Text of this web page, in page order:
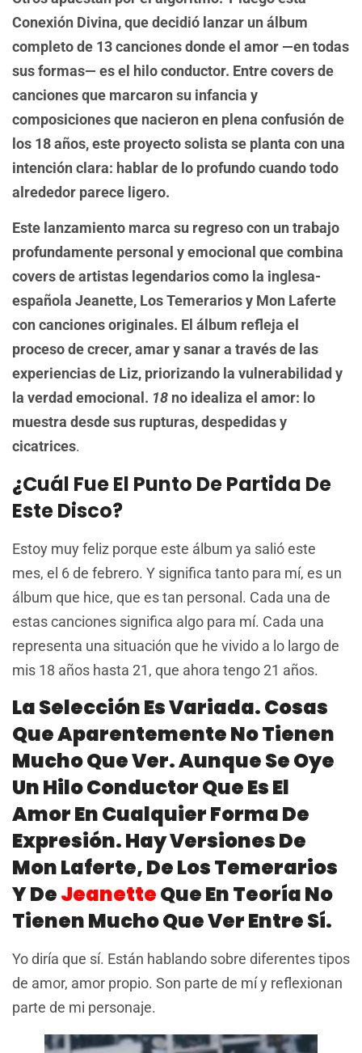
Conexión Divina, que decidió lanzar un álbum
completo de 13 canciones donde el amor —en todas
sus formas— es el hilo conductor. Entre covers de
canciones que marcaron su infancia y
composiciones que nacieron en plena confusión de
los 18 años, este proyecto solista se planta con una
intención clara: hablar de lo profundo cuando todo
alrededor parece ligero.
Este lanzamiento marca su regreso con un trabajo
profundamente personal y emocional que combina
covers de artistas legendarios como la inglesa-
española Jeanette, Los Temerarios y Mon Laferte
con canciones originales. El álbum refleja el
proceso de crecer, amar y sanar a través de las
experiencias de Liz, priorizando la vulnerabilidad y
la verdad emocional. 18 no idealiza el amor: lo
muestra desde sus rupturas, despedidas y
cicatrices.
¿Cuál Fue El Punto De Partida De
Este Disco?
Estoy muy feliz porque este álbum ya salió este
mes, el 6 de febrero. Y significa tanto para mí, es un
álbum que hice, que es tan personal. Cada una de
estas canciones significa algo para mí. Cada una
representa una situación que he vivido a lo largo de
mis 18 años hasta 21, que ahora tengo 21 años.
La Selección Es Variada. Cosas
Que Aparentemente No Tienen
Mucho Que Ver. Aunque Se Oye
Un Hilo Conductor Que Es El
Amor En Cualquier Forma De
Expresión. Hay Versiones De
Mon Laferte, De Los Temerarios
Y DeJeanetteQue En Teoría No
Tienen Mucho Que Ver Entre Sí.
Yo diría que sí. Están hablando sobre diferentes tipos
de amor, amor propio. Son parte de mí y reflexionan
parte de mi personaje.